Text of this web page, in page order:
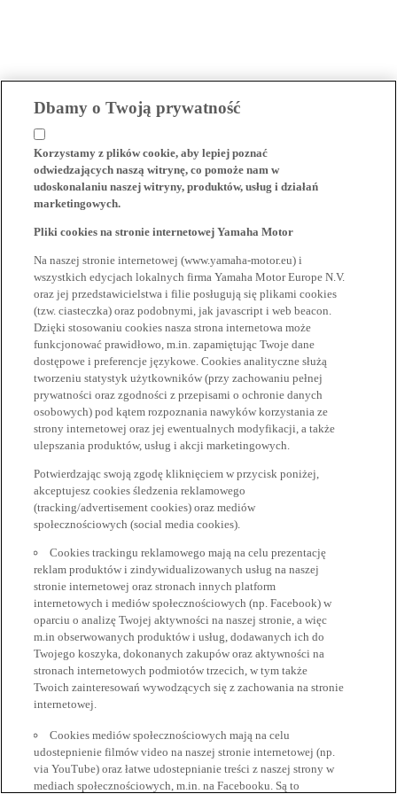
Dbamy o Twoją prywatność
Korzystamy z plików cookie, aby lepiej poznać
odwiedzających naszą witrynę, co pomoże nam w
udoskonalaniu naszej witryny, produktów, usług i działań
marketingowych.
Pliki cookies na stronie internetowej Yamaha Motor
Na naszej stronie internetowej (www.yamaha-motor.eu) i
wszystkich edycjach lokalnych firma Yamaha Motor Europe N.V.
oraz jej przedstawicielstwa i filie posługują się plikami cookies
(tzw. ciasteczka) oraz podobnymi, jak javascript i web beacon.
Dzięki stosowaniu cookies nasza strona internetowa może
funkcjonować prawidłowo, m.in. zapamiętując Twoje dane
dostępowe i preferencje językowe. Cookies analityczne służą
tworzeniu statystyk użytkowników (przy zachowaniu pełnej
prywatności oraz zgodności z przepisami o ochronie danych
osobowych) pod kątem rozpoznania nawyków korzystania ze
strony internetowej oraz jej ewentualnych modyfikacji, a także
ulepszania produktów, usług i akcji marketingowych.
Potwierdzając swoją zgodę kliknięciem w przycisk poniżej,
akceptujesz cookies śledzenia reklamowego
(tracking/advertisement cookies) oraz mediów
społecznościowych (social media cookies).
Cookies trackingu reklamowego mają na celu prezentację
reklam produktów i zindywidualizowanych usług na naszej
stronie internetowej oraz stronach innych platform
internetowych i mediów społecznościowych (np. Facebook) w
oparciu o analizę Twojej aktywności na naszej stronie, a więc
m.in obserwowanych produktów i usług, dodawanych ich do
Twojego koszyka, dokonanych zakupów oraz aktywności na
stronach internetowych podmiotów trzecich, w tym także
Twoich zainteresowań wywodzących się z zachowania na stronie
internetowej.
Cookies mediów społecznościowych mają na celu
udostepnienie filmów video na naszej stronie internetowej (np.
via YouTube) oraz łatwe udostepnianie treści z naszej strony w
mediach społecznościowych, m.in. na Facebooku. Są to